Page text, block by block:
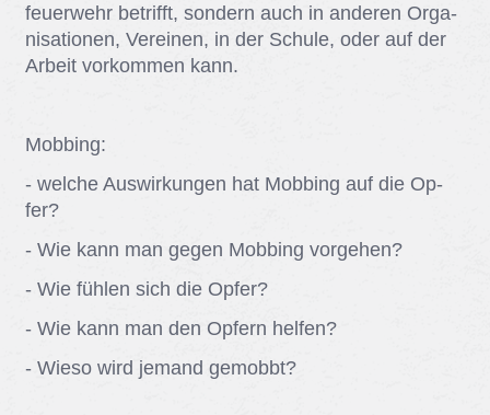
feu­er­wehr be­trifft, son­dern auch in an­de­ren Or­ga­
ni­sa­tio­nen, Ver­ei­nen, in der Schu­le, oder auf der
Ar­beit vor­kom­men kann.
Mob­bing:
- wel­che Aus­wir­kun­gen hat Mob­bing auf die Op­
fer?
- Wie kann man ge­gen Mob­bing vor­ge­hen?
- Wie füh­len sich die Op­fer?
- Wie kann man den Op­fern hel­fen?
- Wie­so wird je­mand ge­mobbt?